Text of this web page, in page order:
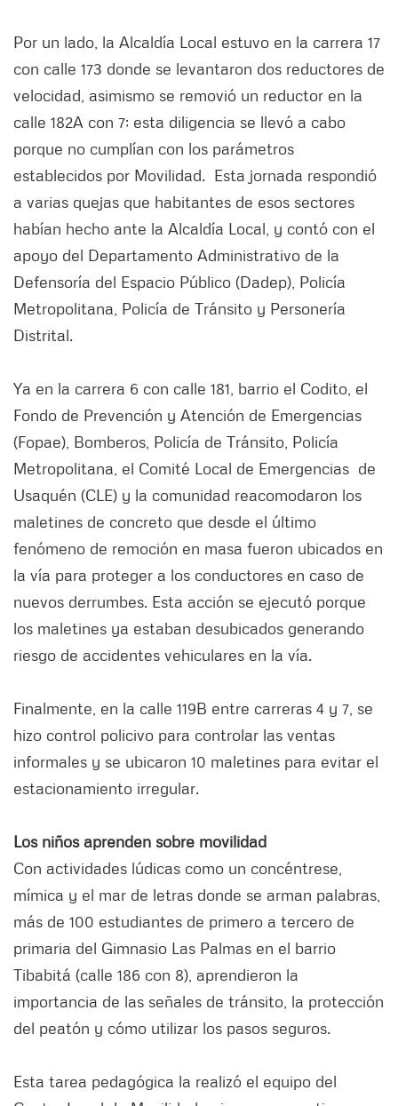
Por un lado, la Alcaldía Local estuvo en la carrera 17
con calle 173 donde se levantaron dos reductores de
velocidad, asimismo se removió un reductor en la
calle 182A con 7; esta diligencia se llevó a cabo
porque no cumplían con los parámetros
establecidos por Movilidad. Esta jornada respondió
a varias quejas que habitantes de esos sectores
habían hecho ante la Alcaldía Local, y contó con el
apoyo del Departamento Administrativo de la
Defensoría del Espacio Público (Dadep), Policía
Metropolitana, Policía de Tránsito y Personería
Distrital.
Ya en la carrera 6 con calle 181, barrio el Codito, el
Fondo de Prevención y Atención de Emergencias
(Fopae), Bomberos, Policía de Tránsito, Policía
Metropolitana, el Comité Local de Emergencias de
Usaquén (CLE) y la comunidad reacomodaron los
maletines de concreto que desde el último
fenómeno de remoción en masa fueron ubicados en
la vía para proteger a los conductores en caso de
nuevos derrumbes. Esta acción se ejecutó porque
los maletines ya estaban desubicados generando
riesgo de accidentes vehiculares en la vía.
Finalmente, en la calle 119B entre carreras 4 y 7, se
hizo control policivo para controlar las ventas
informales y se ubicaron 10 maletines para evitar el
estacionamiento irregular.
Los niños aprenden sobre movilidad
Con actividades lúdicas como un concéntrese,
mímica y el mar de letras donde se arman palabras,
más de 100 estudiantes de primero a tercero de
primaria del Gimnasio Las Palmas en el barrio
Tibabitá (calle 186 con 8), aprendieron la
importancia de las señales de tránsito, la protección
del peatón y cómo utilizar los pasos seguros.
Esta tarea pedagógica la realizó el equipo del